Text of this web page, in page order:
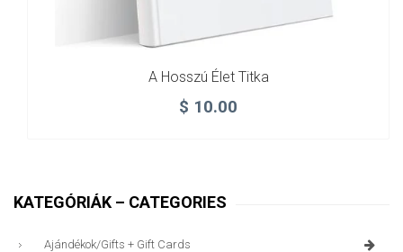
A Hosszú Élet Titka
$ 10.00
KATEGÓRIÁK – CATEGORIES
Ajándékok/gifts + Gift Cards